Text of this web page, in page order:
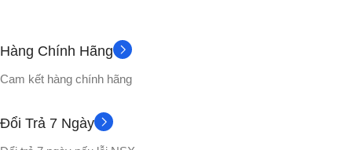
PHỤ KIỆN
CHẤT LIỆU
Hàng Chính Hãng
Cam kết hàng chính hãng
Đổi Trả 7 Ngày